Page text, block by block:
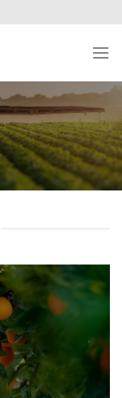
to
content